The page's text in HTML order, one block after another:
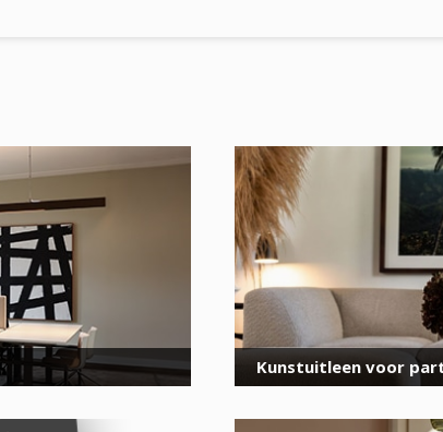
Kunstuitleen voor
voor onze nieuwsbrief
E-
mailadres